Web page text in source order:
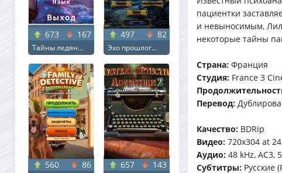
673 167
Тайны ледян...
497 82
Эхо прошлог...
560 86 657 143
пациентки
и невыносимым,
некоторые тайны
Страна: Франция
Студия: France 3
Перевод:
Качество: BDRip
Видео: 720x304 at
Аудио: 48 kHz, AC3,
Субтитры: Русские